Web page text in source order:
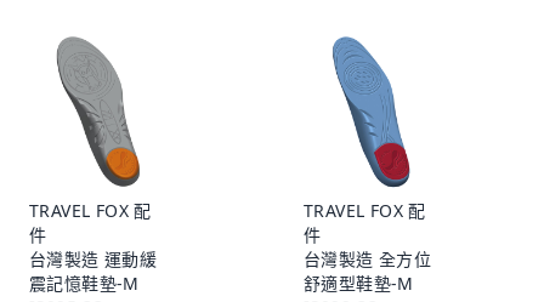
TRAVEL FOX 配
件
台灣製造 運動緩
震記憶鞋墊-M
TRAVEL FOX 配
件
台灣製造 全方位
舒適型鞋墊-M